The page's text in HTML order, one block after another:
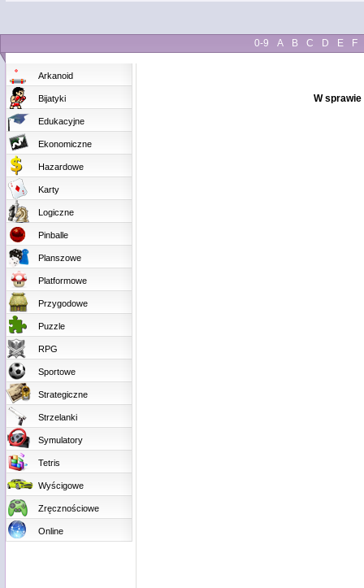
0-9 A B C D E F
Arkanoid
Bijatyki
Edukacyjne
Ekonomiczne
Hazardowe
Karty
Logiczne
Pinballe
Planszowe
Platformowe
Przygodowe
Puzzle
RPG
Sportowe
Strategiczne
Strzelanki
Symulatory
Tetris
Wyścigowe
Zręcznościowe
Online
W